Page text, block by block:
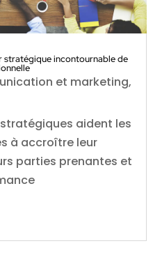
stratégique incontournable de
et marketing,
aident les
à accroître leur
parties prenantes et